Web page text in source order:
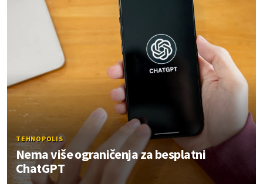
TEHNOPOLIS
Nema više ograničenja za besplatni
ChatGPT